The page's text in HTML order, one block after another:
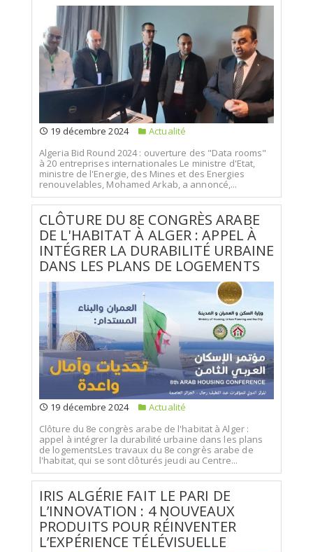
19 décembre 2024
Actualité
Algeria Bid Round 2024 : ouverture des "Data rooms"
à 20 entreprises internationales Le ministre d'Etat,
ministre de l'Energie, des Mines et des Energies
renouvelables, Mohamed Arkab, a annoncé,...
CLÔTURE DU 8E CONGRÈS ARABE
DE L'HABITAT À ALGER : APPEL À
INTÉGRER LA DURABILITÉ URBAINE
DANS LES PLANS DE LOGEMENTS
19 décembre 2024
Actualité
Clôture du 8e congrès arabe de l'habitat à Alger :
appel à intégrer la durabilité urbaine dans les plans
de logementsLes travaux du 8e congrès arabe de
l'habitat, qui se sont clôturés jeudi au Centre...
IRIS ALGÉRIE FAIT LE PARI DE
L’INNOVATION : 4 NOUVEAUX
PRODUITS POUR RÉINVENTER
L’EXPÉRIENCE TÉLÉVISUELLE